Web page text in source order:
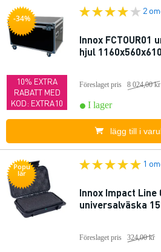
-34%
10% EXTRA
RABATT MED
KOD: EXTRA10
2
Innox
hjul
Föreslaget pris 8 024,00 kr
I lager
lägg till i
Popu
lär
1
Innox Impact Line
universalväska
Föreslaget pris 324,00 kr